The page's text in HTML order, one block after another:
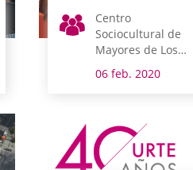
Centro
Sociocultural de
Mayores de Los
06 feb. 2020